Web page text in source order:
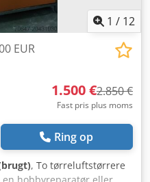
1 / 12
EUR
1.500 €2.850 €
Fast pris plus moms
Ring op
, To tørreluftstørrere
hobbyreparatør eller